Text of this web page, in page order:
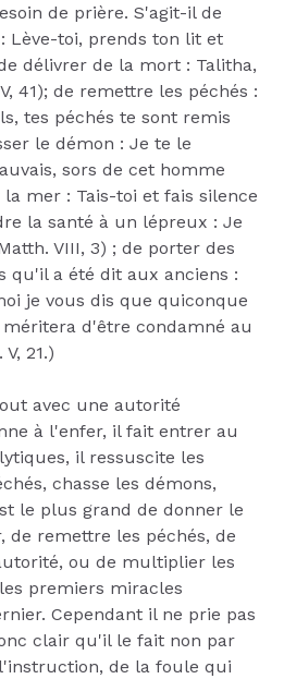
de prière. S'agit-il de
Lève-toi, prends ton lit et
délivrer de la mort : Talitha,
41); de remettre les péchés :
tes péchés te sont remis
le démon : Je te le
sors de cet homme
la mer : Tais-toi et fais silence
la santé à un lépreux : Je
VIII, 3) ; de porter des
qu'il a été dit aux anciens :
je vous dis que quiconque
d'être condamné au
21.)
avec une autorité
à l'enfer, il fait entrer au
il ressuscite les
chasse les démons,
le plus grand de donner le
de remettre les péchés, de
ou de multiplier les
premiers miracles
Cependant il ne prie pas
clair qu'il le fait non par
de la foule qui